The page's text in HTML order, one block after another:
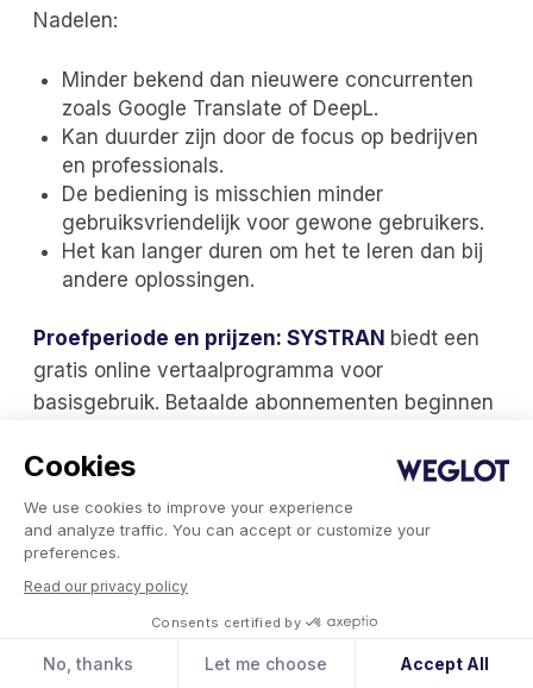
Cookies
We use cookies to improve your experience
and analyze traffic. You can accept or customize your
preferences.
Read our privacy policy
Consents certified by
No, thanks Let me choose Accept All
Nadelen:
Minder bekend dan nieuwere concurrenten
zoals Google Translate of DeepL.
Kan duurder zijn door de focus op bedrijven
en professionals.
De bediening is misschien minder
gebruiksvriendelijk voor gewone gebruikers.
Het kan langer duren om het te leren dan bij
andere oplossingen.
Proefperiode en prijzen: SYSTRAN biedt een
gratis online vertaalprogramma voor
basisgebruik. Betaalde abonnementen beginnen
facturering) of $ 25,99 per maand (maandelijkse
facturering). Prijzen voor bedrijven en on-
premise-oplossingen worden op aanvraag
verstrekt.
Gegevensbescherming: SYSTRAN biedt
installatie op locatie aan, wat betekent dat alle